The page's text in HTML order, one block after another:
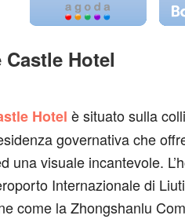
Hotel
Hotel è situato sulla
governativa che
una visuale incantevole.
Internazionale di
come la Zhongshanlu